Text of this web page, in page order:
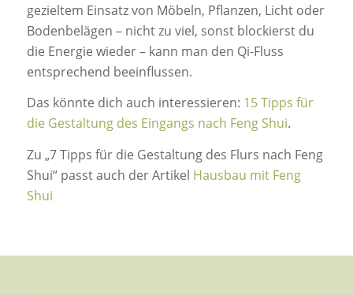
gezieltem Einsatz von Möbeln, Pflanzen, Licht oder
Bodenbelägen – nicht zu viel, sonst blockierst du
die Energie wieder – kann man den Qi-Fluss
entsprechend beeinflussen.
Das könnte dich auch interessieren: 15 Tipps für
die Gestaltung des Eingangs nach Feng Shui.
Zu „7 Tipps für die Gestaltung des Flurs nach Feng
Shui“ passt auch der Artikel Hausbau mit Feng
Shui